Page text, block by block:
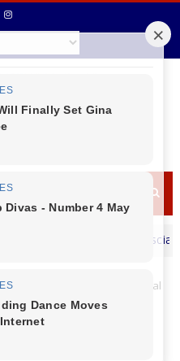
de Fazenda Maurício Osciany
Festa à Fantasia da Campo Real
da Campo